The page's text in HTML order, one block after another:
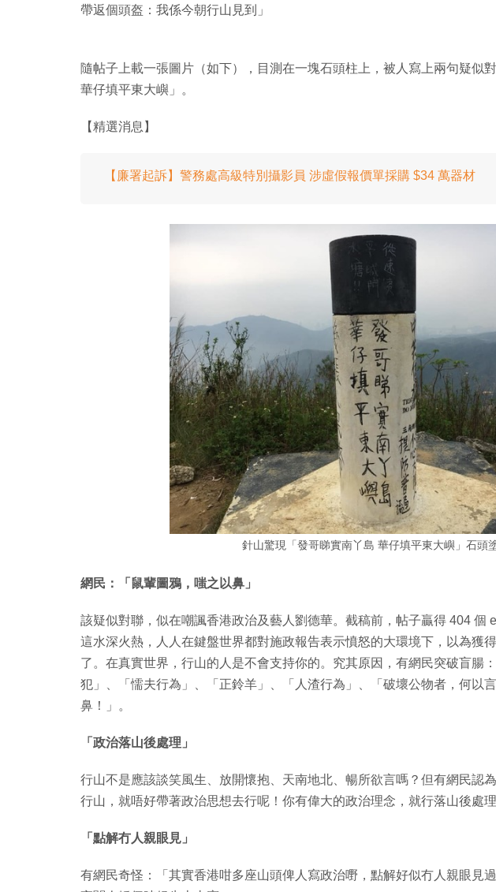
帶返個頭盔：我係今朝行山見到」
隨帖子上載一張圖片（如下），目測在一塊石頭柱上，被人寫上兩句疑似
華仔填平東大嶼」。
【精選消息】
【廉署起訴】警務處高級特別攝影員 涉虛假報價單採購 $34 萬器材
針山驚現「發哥睇實南丫島 華仔填平東大嶼」石頭
網民：「鼠輩圖鴉，嗤之以鼻」
該疑似對聯，似在嘲諷香港政治及藝人劉德華。截稿前，帖子贏得 404 個
這水深火熱，人人在鍵盤世界都對施政報告表示憤怒的大環境下，以為獲
了。在真實世界，行山的人是不會支持你的。究其原因，有網民突破盲腸
犯」、「懦夫行為」、「正鈴羊」、「人渣行為」、「破壞公物者，何以
鼻！」。
「政治落山後處理」
行山不是應該談笑風生、放開懷抱、天南地北、暢所欲言嗎？但有網民認
行山，就唔好帶著政治思想去行呢！你有偉大的政治理念，就行落山後處
「點解冇人親眼見」
有網民奇怪：「其實香港咁多座山頭俾人寫政治嘢，點解好似冇人親眼見